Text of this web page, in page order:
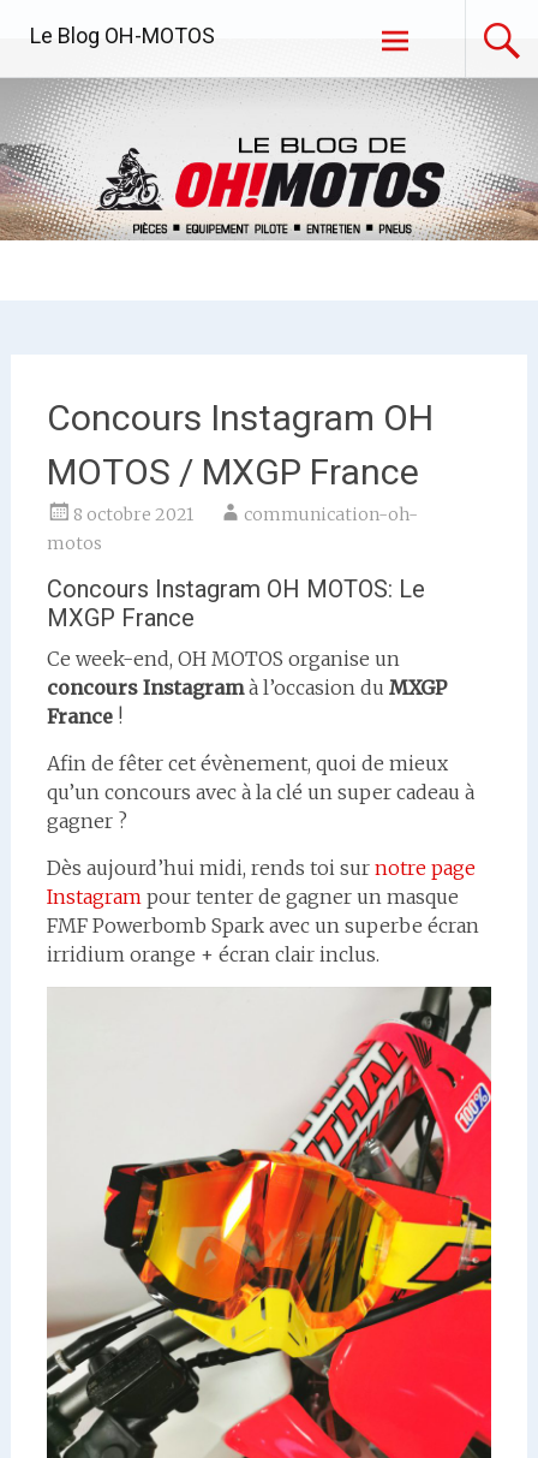
contenu
principal
Le Blog OH-MOTOS
Concours Instagram OH
MOTOS / MXGP France
8 octobre 2021
communication-oh-
motos
Concours Instagram OH MOTOS: Le
MXGP France
Ce week-end, OH MOTOS organise un
concours Instagramà l’occasion du MXGP
France!
Afin de fêter cet évènement, quoi de mieux
qu’un concours avec à la clé un super cadeau à
gagner ?
Dès aujourd’hui midi, rends toi sur notre page
Instagram pour tenter de gagner un masque
FMF Powerbomb Spark avec un superbe écran
irridium orange + écran clair inclus.